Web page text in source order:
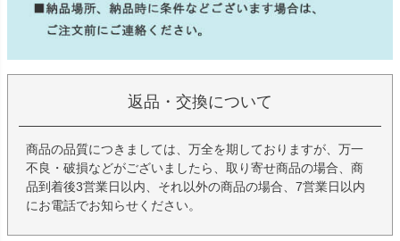
返品・交換について
商品の品質につきましては、万全を期しておりますが、万一
不良・破損などがございましたら、取り寄せ商品の場合、商
品到着後3営業日以内、それ以外の商品の場合、7営業日以内
にお電話でお知らせください。